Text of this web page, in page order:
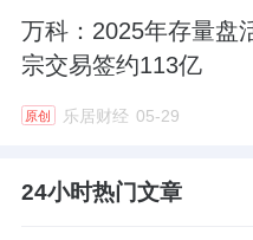
万科：2025年存量盘
宗交易签约113亿
原创 乐居财经 05-29
24小时热门文章